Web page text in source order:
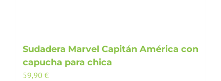
Sudadera Marvel Capitán América con
capucha para chica
59,90 €